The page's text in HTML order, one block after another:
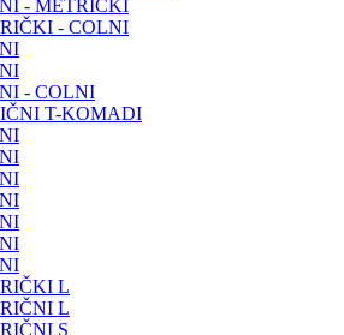
- METRIČKI
- COLNI
- COLNI
T-KOMADI
L
L
S